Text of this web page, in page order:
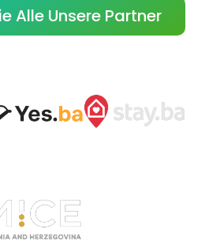
Alle Unsere Partner